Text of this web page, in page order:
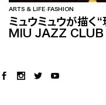
ARTS & LIFE FASHION
ミュウミュウが描
MIU JAZZ CLUB